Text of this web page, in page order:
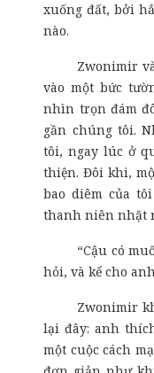
xuống đất, bởi
nào.
Zwonimir
vào một bức
nhìn trọn đám
gần chúng tôi.
tôi, ngay lúc ở
thiện. Đôi khi,
bao diêm của
thanh niên nhặt
“Cậu có
hỏi, và kể cho
Zwonimir
lại đây: anh
một cuộc cách